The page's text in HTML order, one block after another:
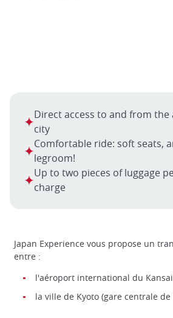
Direct access to and from
city
Comfortable ride: soft seats,
legroom!
Up to two pieces of luggage
charge
Japan Experience vous propose un
entre :
l'aéroport international du Kansai
la ville de Kyoto (gare centrale de